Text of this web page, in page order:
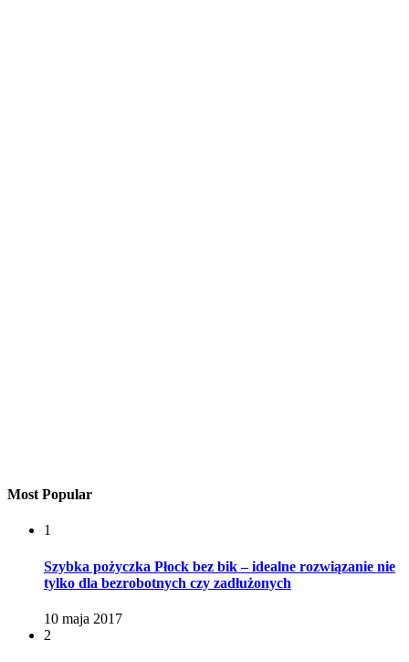
Most Popular
1
Szybka pożyczka Płock bez bik – idealne rozwiązanie nie
tylko dla bezrobotnych czy zadłużonych
10 maja 2017
2